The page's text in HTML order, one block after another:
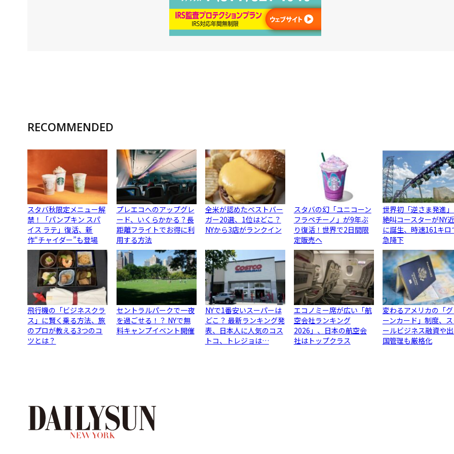
RECOMMENDED
スタバ秋限定メニュー解
禁！「パンプキン スパ
イス ラテ」復活、新
作“チャイダー”も登場
プレエコへのアップグレ
ード、いくらかかる？長
距離フライトでお得に利
用する方法
全米が認めたベストバー
ガー20選、1位はどこ？
NYから3店がランクイン
スタバの幻「ユニコーン
フラペチーノ」が9年ぶ
り復活！世界で2日間限
定販売へ
世界初「逆さま発進
絶叫コースターがNY
に誕生、時速161キロ
急降下
飛行機の「ビジネスクラ
ス」に賢く乗る方法、旅
のプロが教える3つのコ
ツとは？
セントラルパークで一夜
を過ごせる！？ NYで無
料キャンプイベント開催
NYで1番安いスーパーは
どこ？ 最新ランキング発
表、日本人に人気のコス
トコ、トレジョは…
エコノミー席が広い「航
空会社ランキング
2026」、日本の航空会
社はトップクラス
変わるアメリカの「
ーンカード」制度、
ールビジネス融資や
国管理も厳格化